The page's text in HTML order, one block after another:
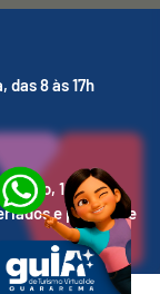
8 às 17h
Melo, 1.536
e pontes de